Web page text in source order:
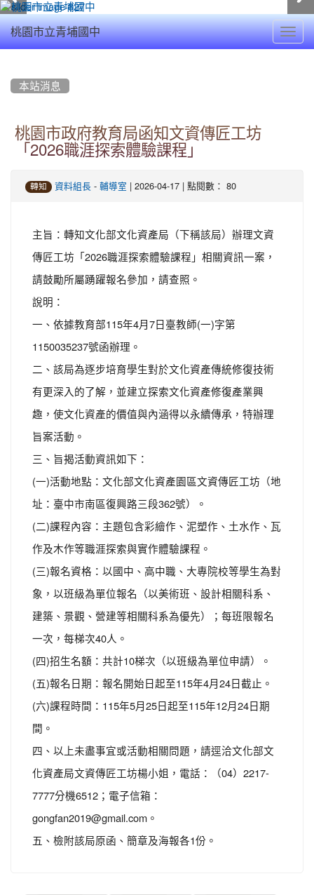
桃園市立青埔國中
本站消息
桃園市政府教育局函知文資傳匠工坊
「2026職涯探索體驗課程」
轉知 資料組長 - 輔導室 | 2026-04-17 | 點閱數： 80
主旨：轉知文化部文化資產局（下稱該局）辦理文資
傳匠工坊「2026職涯探索體驗課程」相關資訊一案，
請鼓勵所屬踴躍報名參加，請查照。
說明：
一、依據教育部115年4月7日臺教師(一)字第
1150035237號函辦理。
二、該局為逐步培育學生對於文化資產傳統修復技術
有更深入的了解，並建立探索文化資產修復產業興
趣，使文化資產的價值與內涵得以永續傳承，特辦理
旨案活動。
三、旨揭活動資訊如下：
(一)活動地點：文化部文化資產園區文資傳匠工坊（地
址：臺中市南區復興路三段362號）。
(二)課程內容：主題包含彩繪作、泥塑作、土水作、瓦
作及木作等職涯探索與實作體驗課程。
(三)報名資格：以國中、高中職、大專院校等學生為對
象，以班級為單位報名（以美術班、設計相關科系、
建築、景觀、營建等相關科系為優先）；每班限報名
一次，每梯次40人。
(四)招生名額：共計10梯次（以班級為單位申請）。
(五)報名日期：報名開始日起至115年4月24日截止。
(六)課程時間：115年5月25日起至115年12月24日期
間。
四、以上未盡事宜或活動相關問題，請逕洽文化部文
化資產局文資傳匠工坊楊小姐，電話：（04）2217-
7777分機6512；電子信箱：
gongfan2019@gmail.com。
五、檢附該局原函、簡章及海報各1份。